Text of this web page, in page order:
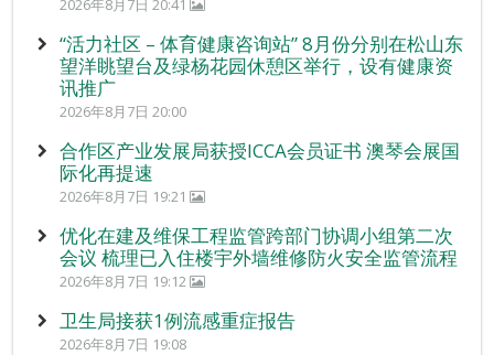
2026年8月7日 20:41
“活力社区 – 体育健康咨询站” 8月份分别在松山东
望洋眺望台及绿杨花园休憩区举行，设有健康资
讯推广
2026年8月7日 20:00
合作区产业发展局获授ICCA会员证书 澳琴会展国
际化再提速
2026年8月7日 19:21
优化在建及维保工程监管跨部门协调小组第二次
会议 梳理已入住楼宇外墙维修防火安全监管流程
2026年8月7日 19:12
卫生局接获1例流感重症报告
2026年8月7日 19:08